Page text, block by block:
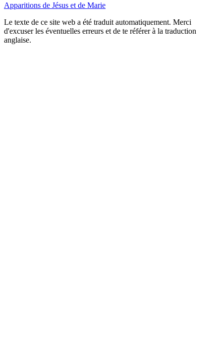
Apparitions de Jésus et de Marie
Le texte de ce site web a été traduit automatiquement. Merci
d'excuser les éventuelles erreurs et de te référer à la traduction
anglaise.